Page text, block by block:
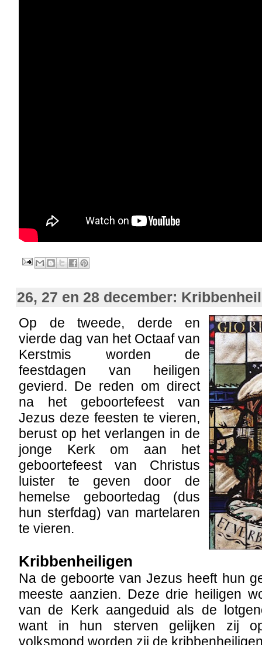
26, 27 en 28 december:
Op de tweede, derde en
vierde dag van het Octaaf van
Kerstmis worden de
feestdagen van heiligen
gevierd. De reden om direct
na het geboortefeest van
Jezus deze feesten te vieren,
berust op het verlangen in de
jonge Kerk om aan het
geboortefeest van Christus
luister te geven door de
hemelse geboortedag (dus
hun sterfdag) van martelaren
te vieren.
Kribbenheiligen
Na de geboorte van Jezus heeft hun
meeste aanzien. Deze drie heiligen
van de Kerk aangeduid als de
want in hun sterven gelijken zij
volksmond worden zij de